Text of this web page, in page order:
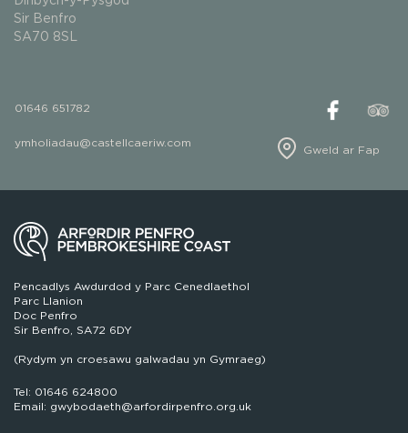
Sir Benfro
SA70 8SL
01646 651782
ymholiadau@castellcaeriw.com
Gweld ar Fap
Pencadlys Awdurdod y Parc Cenedlaethol
Parc Llanion
Doc Penfro
Sir Benfro, SA72 6DY
(Rydym yn croesawu galwadau yn Gymraeg)
Tel: 01646 624800
Email: gwybodaeth@arfordirpenfro.org.uk